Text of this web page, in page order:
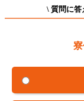
\ 質問に答